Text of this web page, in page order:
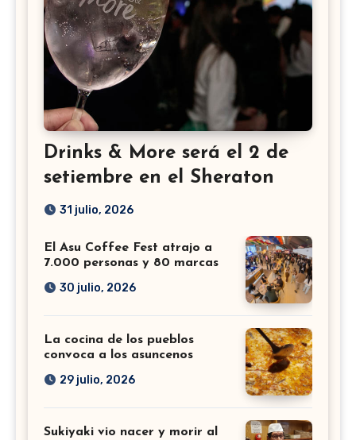
Drinks & More será el 2 de
setiembre en el Sheraton
31 julio, 2026
El Asu Coffee Fest atrajo a
7.000 personas y 80 marcas
30 julio, 2026
La cocina de los pueblos
convoca a los asuncenos
29 julio, 2026
Sukiyaki vio nacer y morir al